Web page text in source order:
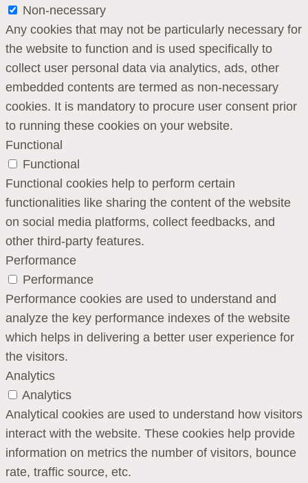
Non-necessary
Any cookies that may not be particularly necessary for
the website to function and is used specifically to
collect user personal data via analytics, ads, other
embedded contents are termed as non-necessary
cookies. It is mandatory to procure user consent prior
to running these cookies on your website.
Functional
Functional
Functional cookies help to perform certain
functionalities like sharing the content of the website
on social media platforms, collect feedbacks, and
other third-party features.
Performance
Performance
Performance cookies are used to understand and
analyze the key performance indexes of the website
which helps in delivering a better user experience for
the visitors.
Analytics
Analytics
Analytical cookies are used to understand how visitors
interact with the website. These cookies help provide
information on metrics the number of visitors, bounce
rate, traffic source, etc.